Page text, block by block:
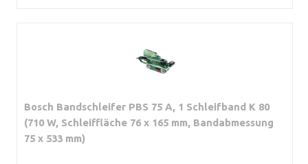
Bosch Bandschleifer PBS 75 A, 1 Schleifband K 80
(710 W, Schleiffläche 76 x 165 mm, Bandabmessung
75 x 533 mm)